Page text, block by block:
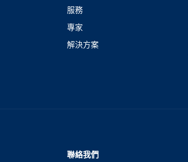
服務
專家
解決方案
聯絡我們